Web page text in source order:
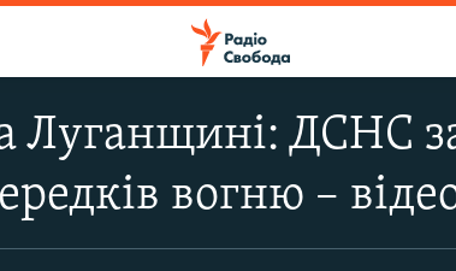
ДСНС
вогню –